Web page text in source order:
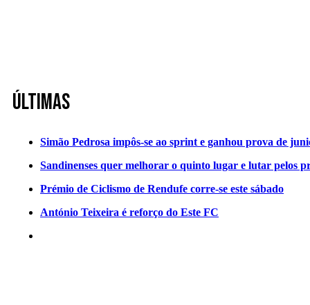
Últimas
Simão Pedrosa impôs-se ao sprint e ganhou prova de
Sandinenses quer melhorar o quinto lugar e lutar pelos
Prémio de Ciclismo de Rendufe corre-se este sábado
António Teixeira é reforço do Este FC